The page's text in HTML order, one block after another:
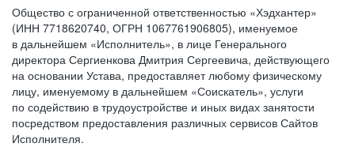
Общество с ограниченной ответственностью «Хэдхантер»
(ИНН 7718620740, ОГРН 1067761906805), именуемое
в дальнейшем «Исполнитель», в лице Генерального
директора Сергиенкова Дмитрия Сергеевича, действующего
на основании Устава, предоставляет любому физическому
лицу, именуемому в дальнейшем «Соискатель», услуги
по содействию в трудоустройстве и иных видах занятости
посредством предоставления различных сервисов Сайтов
Исполнителя.